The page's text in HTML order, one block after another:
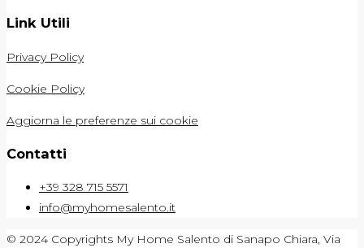
Link Utili
Privacy Policy
Cookie Policy
Aggiorna le preferenze sui cookie
Contatti
+39 328 715 5571
info@myhomesalento.it
© 2024 Copyrights My Home Salento di Sanapo Chiara, Via